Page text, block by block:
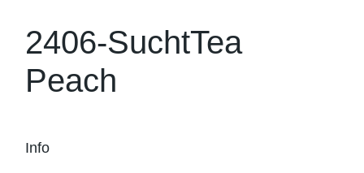
2406-SuchtTea
Peach
Info